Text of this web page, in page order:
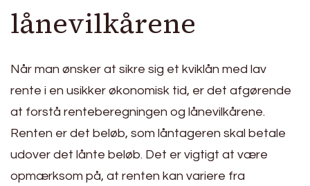
lånevilkårene
Når man ønsker at sikre sig et kviklån med lav
rente i en usikker økonomisk tid, er det afgørende
at forstå renteberegningen og lånevilkårene.
Renten er det beløb, som låntageren skal betale
udover det lånte beløb. Det er vigtigt at være
opmærksom på, at renten kan variere fra